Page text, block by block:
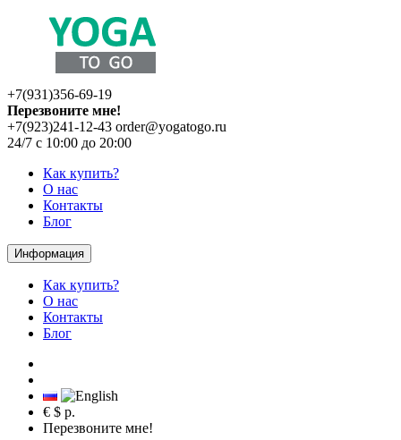
+7(931)356-69-19
Перезвоните мне!
+7(923)241-12-43 order@yogatogo.ru
24/7 с 10:00 до 20:00
Как купить?
О нас
Контакты
Блог
Информация
Как купить?
О нас
Контакты
Блог
€ $ р.
Перезвоните мне!